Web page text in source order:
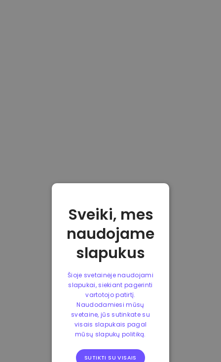
Sveiki, mes
naudojame
slapukus
Šioje svetainėje naudojami
slapukai, siekiant pagerinti
vartotojo patirtį.
Naudodamiesi mūsų
svetaine, jūs sutinkate su
visais slapukais pagal
mūsų slapukų politiką.
SUTIKTI SU VISAIS